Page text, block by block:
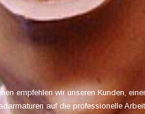
empfehlen wir unseren Kunden,
auf die professionelle